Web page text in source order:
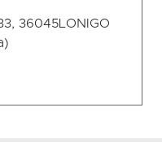
36045LONIGO